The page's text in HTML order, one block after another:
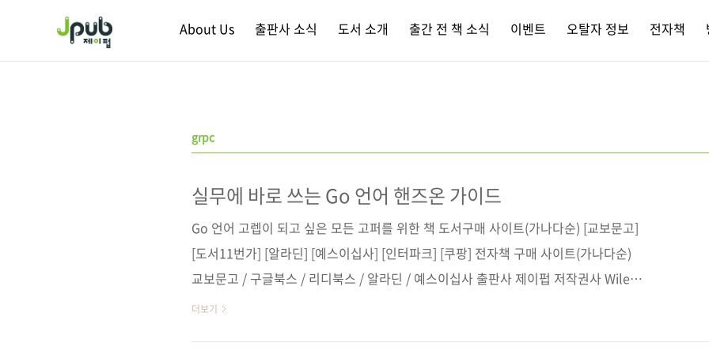
About Us 출판사 소식 도서 소개 출간 전 책 소식 이벤트 오탈자 정보 전자책
grpc
실무에 바로 쓰는 Go 언어 핸즈온 가이드
Go 언어 고렙이 되고 싶은 모든 고퍼를 위한 책 도서구매 사이트(가나다순) [교보문고]
[도서11번가] [알라딘] [예스이십사] [인터파크] [쿠팡] 전자책 구매 사이트(가나다순)
교보문고 / 구글북스 / 리디북스 / 알라딘 / 예스이십사 출판사 제이펍 저작권사 Wiley
원서명 Practical Go: Building Scalable Network and Non-Network
더보기